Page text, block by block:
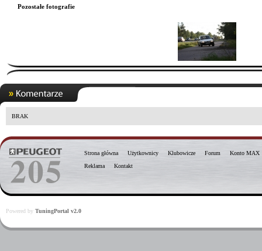
Pozostałe fotografie
BRAK
Strona główna Użytkownicy Klubowicze Forum
Konto MAX
Reklama
Kontakt
Powered by TuningPortal v2.0